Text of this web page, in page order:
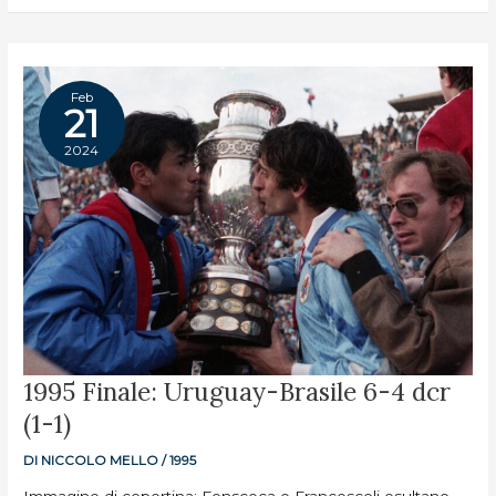
Feb
21
2024
1995 Finale: Uruguay-Brasile 6-4 dcr
(1-1)
DI NICCOLO MELLO/1995
1995
FINALE:
BRASILE
6-
DCR